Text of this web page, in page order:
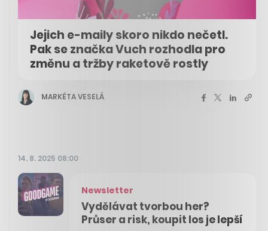
Jejich e-maily skoro nikdo nečetl.
Pak se značka Vuch rozhodla pro
změnu a tržby raketově rostly
MARKÉTA VESELÁ
14. 8. 2025 08:00
Newsletter
Vydělávat tvorbou her?
Průser a risk, koupit los je lepší